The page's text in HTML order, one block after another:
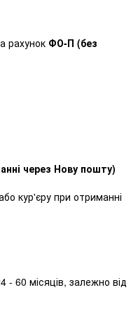
рахунок ФО-П (без
через Нову пошту)
кур'єру при отриманні
- 60 місяців, залежно від